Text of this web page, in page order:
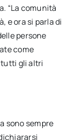
“La comunità
e ora si parla di
persone
come
tutti gli altri
sono sempre